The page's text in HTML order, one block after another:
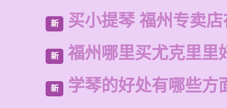
新 买小提琴 福州专卖
新 福州哪里买尤克里里
新 学琴的好处有哪些方